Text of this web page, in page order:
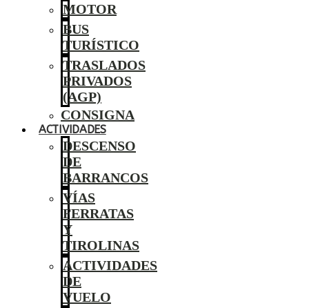
MOTOR
BUS
TURÍSTICO
TRASLADOS
PRIVADOS
(AGP)
CONSIGNA
ACTIVIDADES
DESCENSO
DE
BARRANCOS
VÍAS
FERRATAS
Y
TIROLINAS
ACTIVIDADES
DE
VUELO